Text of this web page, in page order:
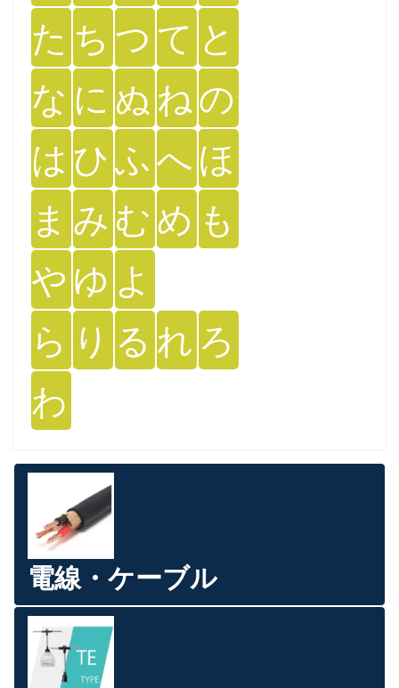
た ち つ て と
な に ぬ ねの
は ひふへほ
ま み むめ も
や ゆ よ
ら り る れ ろ
わ
電線・ケーブル